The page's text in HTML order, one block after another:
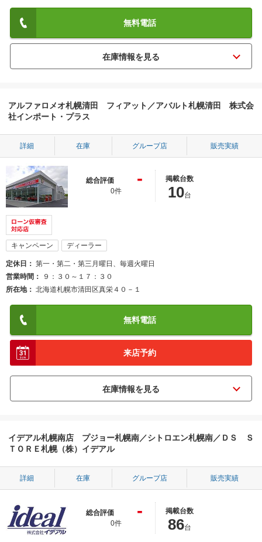
無料電話
アルファロメオ札幌清田 フィアット／アバルト札幌清田 株式会
社インポート・プラス
詳細 在庫 グループ店 販売実績
総合評価 -
0件
掲載台数
10台
キャンペーン ディーラー
定休日
第一・第二・第三月曜日、毎週火曜日
営業時間
９：３０～１７：３０
所在地
北海道札幌市清田区真栄４０－１
無料電話
来店予約
イデアル札幌南店 プジョー札幌南／シトロエン札幌南／ＤＳ Ｓ
ＴＯＲＥ札幌（株）イデアル
詳細 在庫 グループ店 販売実績
総合評価 -
0件
掲載台数
86台